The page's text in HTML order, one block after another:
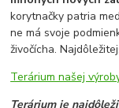
korytnačky patria
ne má svoje
živočícha.
Terárium našej
Terárium je